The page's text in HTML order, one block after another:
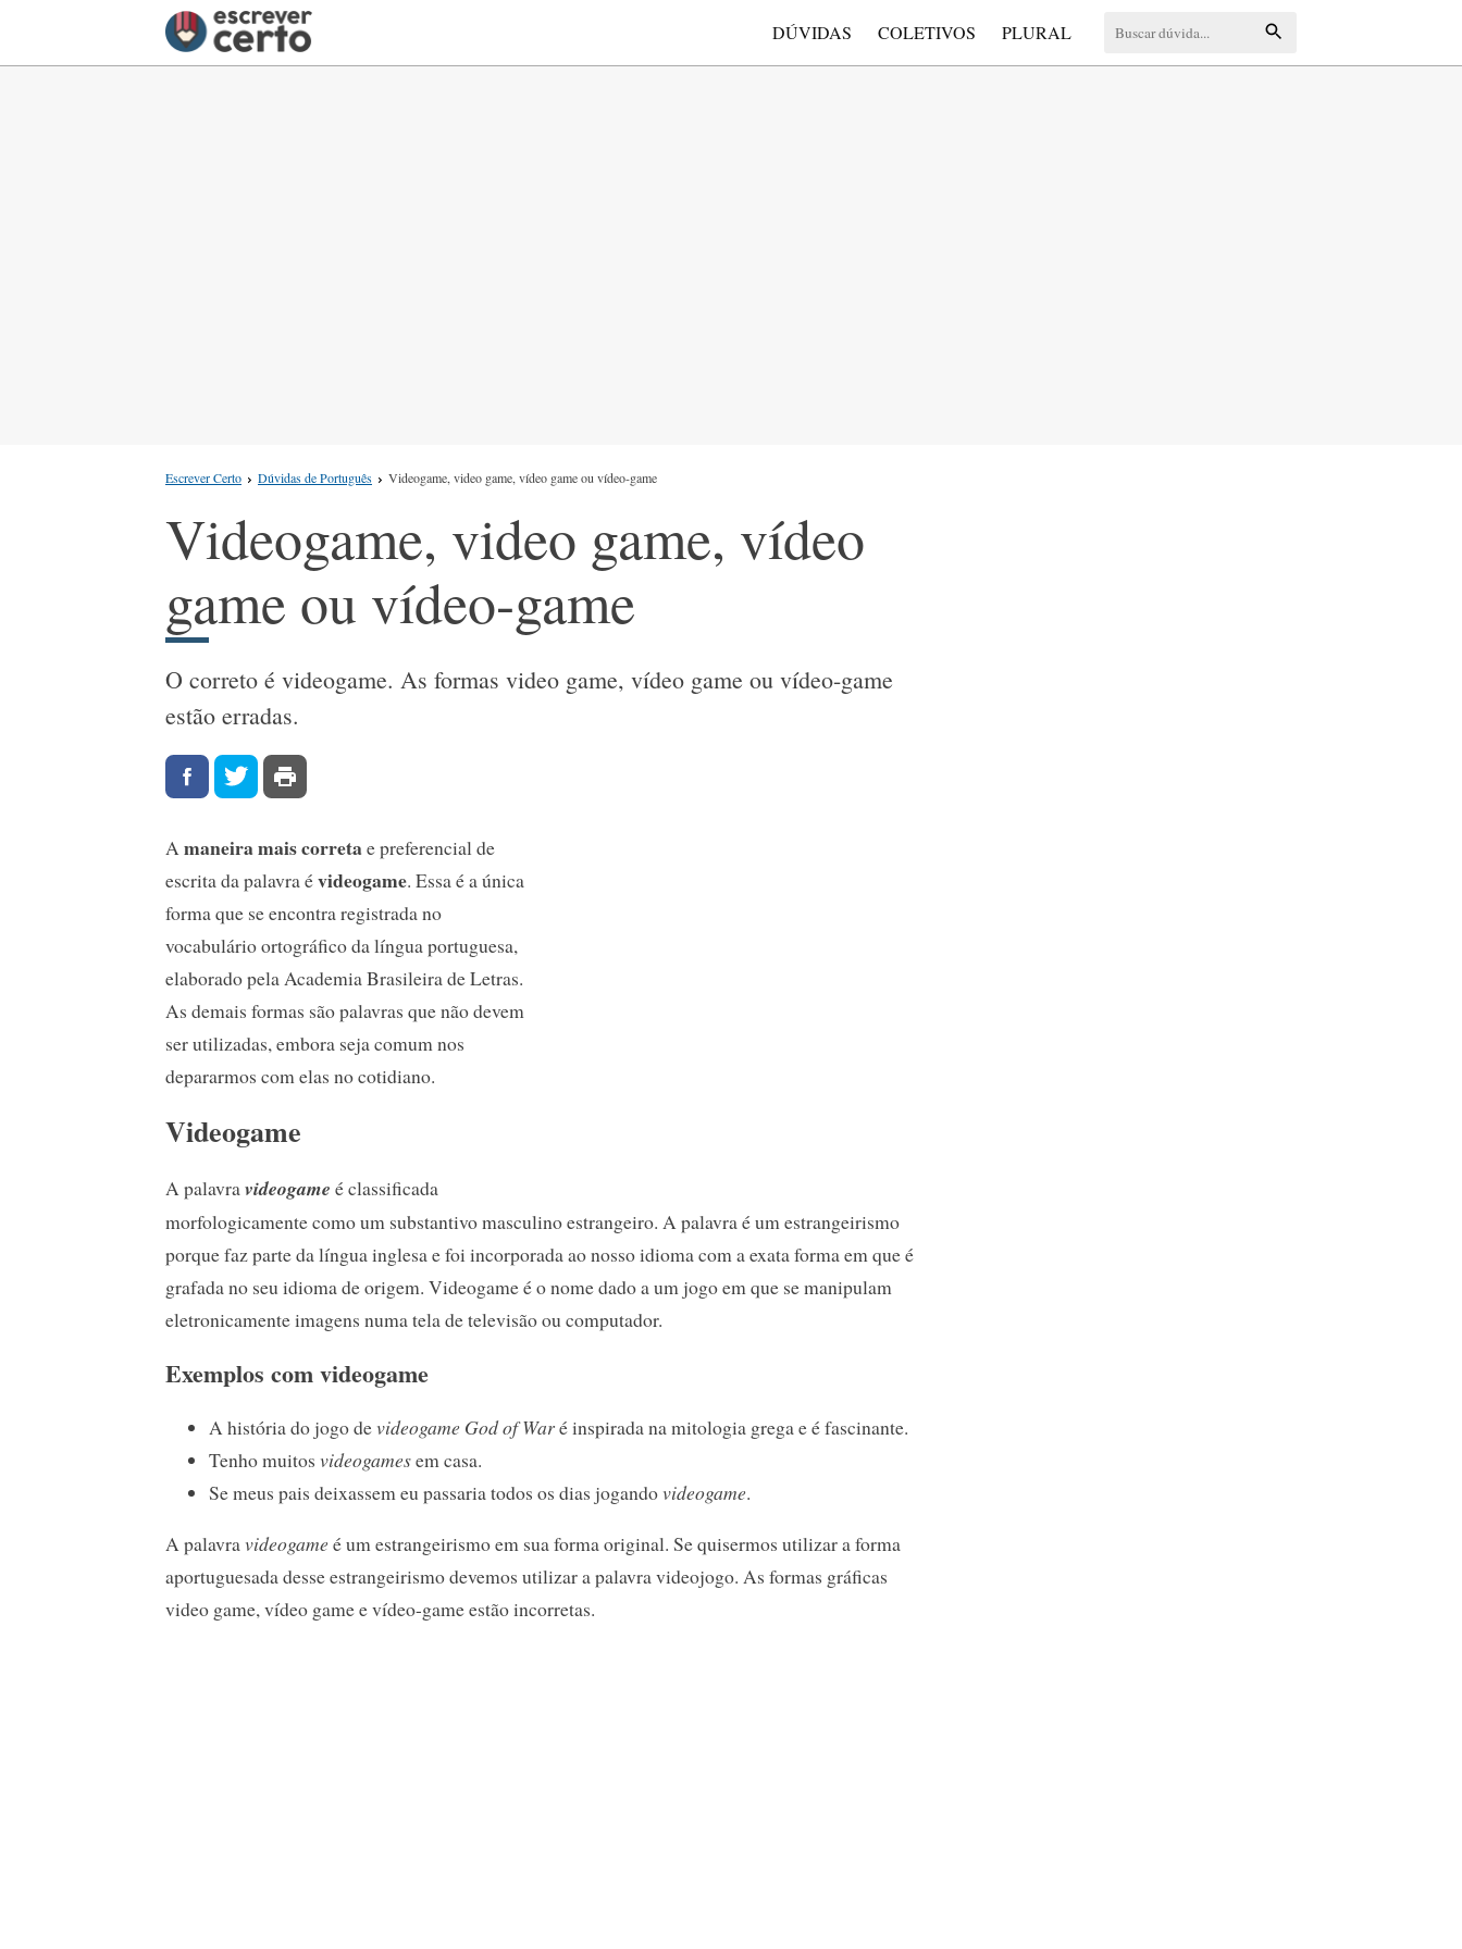
DÚVIDAS COLETIVOS PLURAL
Escrever Certo Dúvidas de Português Videogame, video game, vídeo game ou vídeo-game
Videogame, video game, vídeo
game ou vídeo-game
O correto é videogame. As formas video game, vídeo game ou vídeo-game
estão erradas.
Amaneira mais corretae preferencial de
escrita da palavra évideogame. Essa é a única
forma que se encontra registrada no
vocabulário ortográfico da língua portuguesa,
elaborado pela Academia Brasileira de Letras.
As demais formas são palavras que não devem
ser utilizadas, embora seja comum nos
depararmos com elas no cotidiano.
Videogame
A palavra videogame é classificada
morfologicamente como um substantivo masculino estrangeiro. A palavra é um estrangeirismo
porque faz parte da língua inglesa e foi incorporada ao nosso idioma com a exata forma em que é
grafada no seu idioma de origem. Videogame é o nome dado a um jogo em que se manipulam
eletronicamente imagens numa tela de televisão ou computador.
Exemplos com videogame
A história do jogo devideogame God of Waré inspirada na mitologia grega e é fascinante.
Tenho muitos videogamesem casa.
Se meus pais deixassem eu passaria todos os dias jogandovideogame.
A palavravideogameé um estrangeirismo em sua forma original. Se quisermos utilizar a forma
aportuguesada desse estrangeirismo devemos utilizar a palavra videojogo. As formas gráficas
video game, vídeo game e vídeo-game estão incorretas.